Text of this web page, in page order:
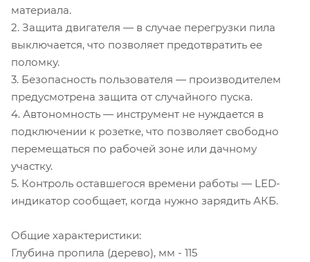
материала.
2. Защита двигателя — в случае перегрузки пила
выключается, что позволяет предотвратить ее
поломку.
3. Безопасность пользователя — производителем
предусмотрена защита от случайного пуска.
4. Автономность — инструмент не нуждается в
подключении к розетке, что позволяет свободно
перемещаться по рабочей зоне или дачному
участку.
5. Контроль оставшегося времени работы — LED-
индикатор сообщает, когда нужно зарядить АКБ.
Общие характеристики:
Глубина пропила (дерево), мм - 115